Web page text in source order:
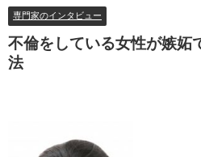
専門家のインタビュー
不倫をしている女性が嫉妬
法